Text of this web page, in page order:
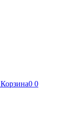
Корзина0 0